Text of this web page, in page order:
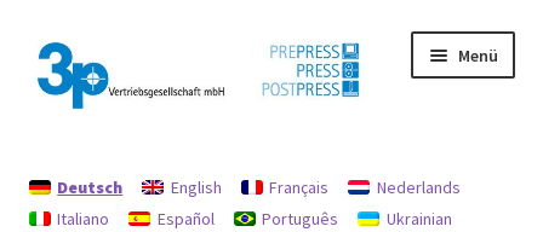
Zur
Navigation
springen
Zum
Inhalt
springen
Menü
Datenschutz
Deutsch English Français
Nederlands
Italiano
Español Português
Ukrainian